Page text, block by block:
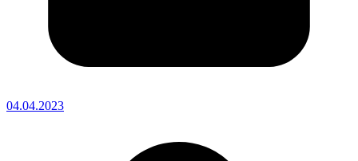
04.04.2023